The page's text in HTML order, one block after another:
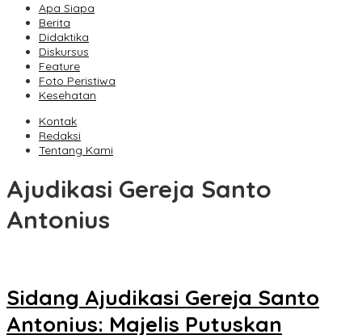
Apa Siapa
Berita
Didaktika
Diskursus
Feature
Foto Peristiwa
Kesehatan
Kontak
Redaksi
Tentang Kami
Ajudikasi Gereja Santo
Antonius
Sidang Ajudikasi Gereja Santo
Antonius: Majelis Putuskan